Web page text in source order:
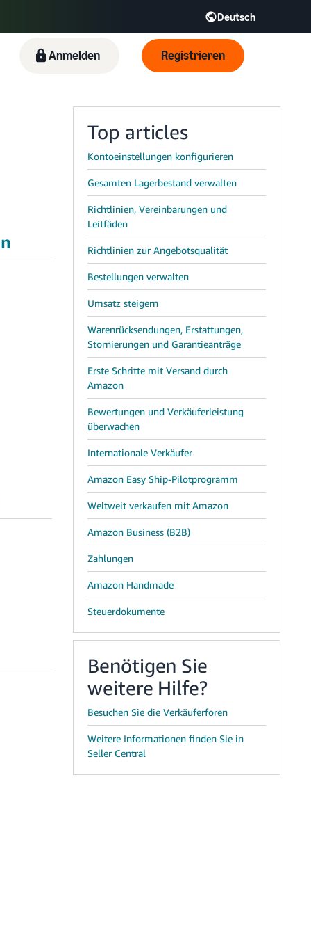
Deutsch
Italiano - IT 日本語 - JP 한국어 - KR
Anmelden Registrieren
Top articles
Kontoeinstellungen konfigurieren
Gesamten Lagerbestand verwalten
Richtlinien, Vereinbarungen und
Leitfäden
Richtlinien zur Angebotsqualität
Bestellungen verwalten
Umsatz steigern
Warenrücksendungen, Erstattungen,
Stornierungen und Garantieanträge
Erste Schritte mit Versand durch
Amazon
Bewertungen und Verkäuferleistung
überwachen
Internationale Verkäufer
Amazon Easy Ship-Pilotprogramm
Weltweit verkaufen mit Amazon
Amazon Business (B2B)
Zahlungen
Amazon Handmade
Steuerdokumente
Benötigen Sie
weitere Hilfe?
Besuchen Sie die Verkäuferforen
Weitere Informationen finden Sie in
Seller Central